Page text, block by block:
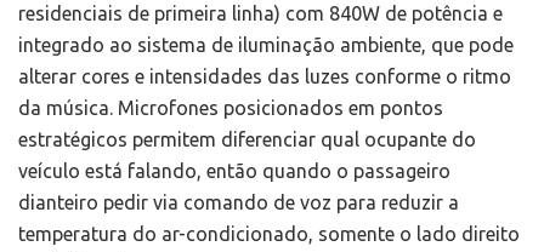
residenciais de primeira linha) com 840W de potência e
integrado ao sistema de iluminação ambiente, que pode
alterar cores e intensidades das luzes conforme o ritmo
da música. Microfones posicionados em pontos
estratégicos permitem diferenciar qual ocupante do
veículo está falando, então quando o passageiro
dianteiro pedir via comando de voz para reduzir a
temperatura do ar-condicionado, somente o lado direito